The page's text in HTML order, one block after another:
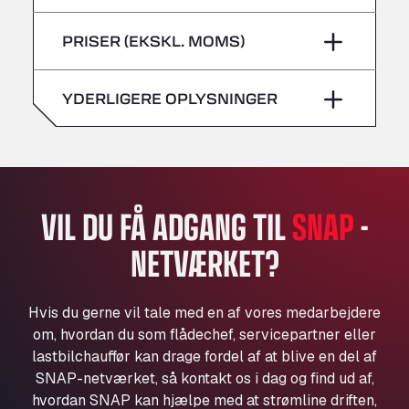
All 4 Trucks
Klaverbladstaat 21, 3560
American Truck Wash
Av. des Etats-Unis 90, 6041
Aut. A4 Salida 288 Pol. Ind. del Guadiel, 23210
AP7 Salida 2, C/ Bassegoda, 4, 17700
Andamur Pamplona
A-15 Salida Imarcoain, 31119
Andamur San Roman II
Aut A1 Exit 385, 01207
Anglia Motel
Washway Road, PE12 8LT
Anpol Sp. z o.o.
Ul. Torunska 147, 85884
lørdag –
lørdag –
PRISER (EKSKL. MOMS)
YDERLIGERE OPLYSNINGER
VIL DU FÅ ADGANG TILSNAP-
NETVÆRKET?
Hvis du gerne vil tale med en af vores medarbejdere
om, hvordan du som flådechef, servicepartner eller
lastbilchauffør kan drage fordel af at blive en del af
SNAP-netværket, så kontakt os i dag og find ud af,
hvordan SNAP kan hjælpe med at strømline driften,